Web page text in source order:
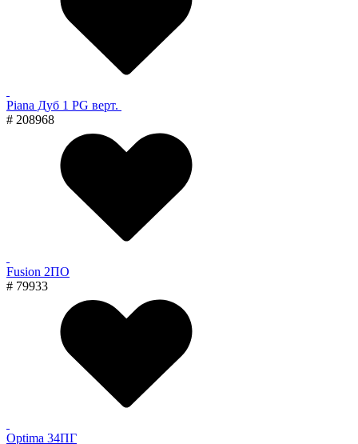
Piana Дуб 1 PG верт.
# 208968
Fusion 2ПО
# 79933
Optima 34ПГ